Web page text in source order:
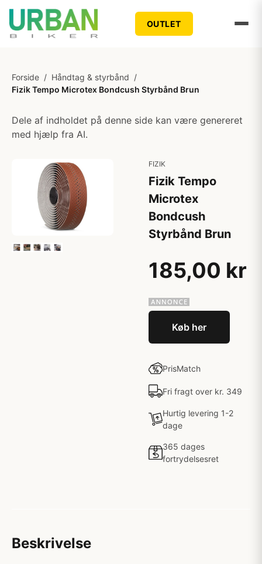
OUTLET
Forside / Håndtag & styrbånd /
Fizik Tempo Microtex Bondcush Styrbånd Brun
Dele af indholdet på denne side kan være genereret
med hjælp fra AI.
FIZIK
Fizik Tempo
Microtex
Bondcush
Styrbånd Brun
185,00 kr
Køb her
PrisMatch
Fri fragt over kr. 349
Hurtig levering 1-2
dage
365 dages
fortrydelsesret
Beskrivelse